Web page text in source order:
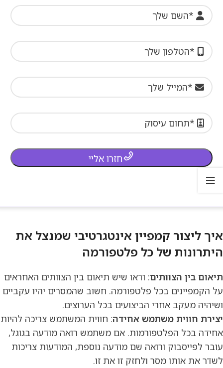
חזרו אליי
איך ליצור קמפיין אינטגרטיבי שמנצל את
היתרונות של כל פלטפורמה
תיאום בין הצוותים: ודאו שיש תיאום בין הצוותים האחראים
על הקמפיינים בכל פלטפורמה. חשוב שהמסרים יהיו עקביים
ושיהיה מעקב אחרי הביצועים בכל הערוצים.
יצירת חווית משתמש אחידה: חווית המשתמש צריכה להיות
אחידה בכל הפלטפורמות. אם משתמש רואה מודעה בגוגל,
עובר לפייסבוק ורואה שם מודעה נוספת, המודעות צריכות
לשדר את אותו מסר ולחזק זו את זו.